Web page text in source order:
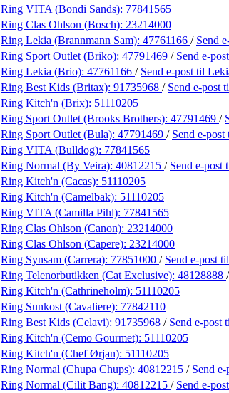
Ring VITA (Bondi Sands): 77841565
Ring Clas Ohlson (Bosch): 23214000
Ring Lekia (Brannmann Sam): 47761166 / Send
Ring Sport Outlet (Briko): 47791469 / Send e-post
Ring Lekia (Brio): 47761166 / Send e-post til
Ring Best Kids (Britax): 91735968 / Send e-post
Ring Kitch'n (Brix): 51110205
Ring Sport Outlet (Brooks Brothers): 47791469 /
Ring Sport Outlet (Bula): 47791469 / Send e-post
Ring VITA (Bulldog): 77841565
Ring Normal (By Veira): 40812215 / Send e-post
Ring Kitch'n (Cacas): 51110205
Ring Kitch'n (Camelbak): 51110205
Ring VITA (Camilla Pihl): 77841565
Ring Clas Ohlson (Canon): 23214000
Ring Clas Ohlson (Capere): 23214000
Ring Synsam (Carrera): 77851000 / Send e-post
Ring Telenorbutikken (Cat Exclusive): 48128888 /
Ring Kitch'n (Cathrineholm): 51110205
Ring Sunkost (Cavaliere): 77842110
Ring Best Kids (Celavi): 91735968 / Send e-post
Ring Kitch'n (Cemo Gourmet): 51110205
Ring Kitch'n (Chef Ørjan): 51110205
Ring Normal (Chupa Chups): 40812215 / Send e-
Ring Normal (Cilit Bang): 40812215 / Send e-post